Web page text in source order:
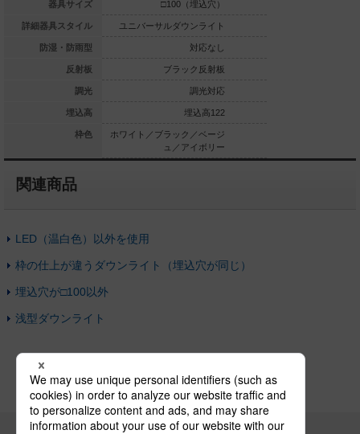
器具サイズ
詳細器具スタイル
防湿・防雨型
反射板
調光
埋込高
枠色
（埋込穴）
ダウンライト
対応なし
□100（埋込穴）
ユニバーサルダウンライト
対応なし
ブラック反射板
調光対応
埋込高122
ホワイト／ブラック／ベージ
ュ／アイボリー
関連商品
LED（温白色）以外を使用
枠の仕上が違うダウンライト（埋込穴が同じ）
埋込穴が□100以外
浅型ダウンライト